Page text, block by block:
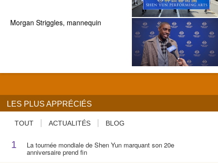
Morgan Striggles, mannequin
LES PLUS APPRÉCIÉS
TOUT ACTUALITÉS BLOG
1 La tournée mondiale de Shen Yun marquant son 20e
anniversaire prend fin